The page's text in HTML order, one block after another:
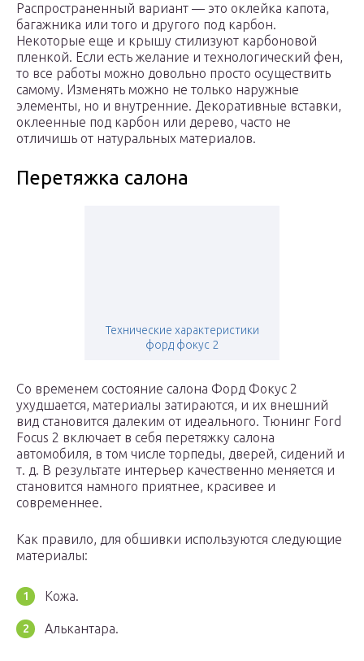
Распространенный вариант — это оклейка капота,
багажника или того и другого под карбон.
Некоторые еще и крышу стилизуют карбоновой
пленкой. Если есть желание и технологический фен,
то все работы можно довольно просто осуществить
самому. Изменять можно не только наружные
элементы, но и внутренние. Декоративные вставки,
оклеенные под карбон или дерево, часто не
отличишь от натуральных материалов.
Перетяжка салона
Технические характеристики
форд фокус 2
Со временем состояние салона Форд Фокус 2
ухудшается, материалы затираются, и их внешний
вид становится далеким от идеального. Тюнинг Ford
Focus 2 включает в себя перетяжку салона
автомобиля, в том числе торпеды, дверей, сидений и
т. д. В результате интерьер качественно меняется и
становится намного приятнее, красивее и
современнее.
Как правило, для обшивки используются следующие
материалы:
Кожа.
Алькантара.